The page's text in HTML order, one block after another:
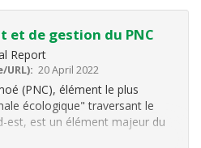
et de gestion du PNC
Report
20 April 2022
(PNC), élément le plus
écologique" traversant le
est, est un élément majeur du
la Côte d’Ivoire. Classé comme